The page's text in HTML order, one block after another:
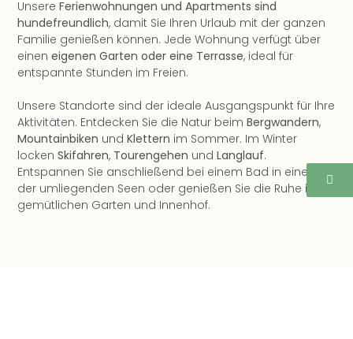
UnsereFerienwohnungen und Apartments sind
hundefreundlich, damit Sie Ihren Urlaub mit der ganzen
Familie genießen können. Jede Wohnung verfügt über
eineneigenen Garten oder eine Terrasse, ideal für
entspannte Stunden im Freien.
Unsere Standorte sind der ideale Ausgangspunkt für Ihre
Aktivitäten. Entdecken Sie die Natur beimBergwandern,
Mountainbiken undKlettern im Sommer. Im Winter
lockenSkifahren, Tourengehen undLanglauf.
Entspannen Sie anschließend bei einem Bad in einem
der umliegenden Seen oder genießen Sie die Ruhe im
gemütlichen Garten und Innenhof.